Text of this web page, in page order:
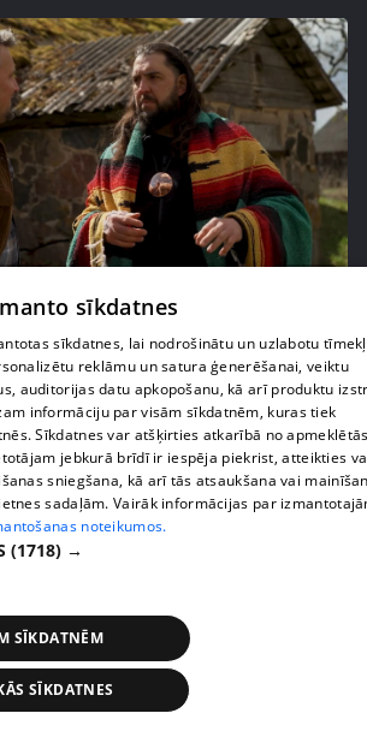
attiecību aizkulises
īpašu dāvanu savai draudzenei
sīkdatnes
sīkdatnes, lai nodrošinātu un uzlabotu
reklāmu un satura ģenerēšanai, veiktu
auditorijas datu apkopošanu, kā arī produktu
informāciju par visām sīkdatnēm, kuras tiek
Sīkdatnes var atšķirties atkarībā no
jebkurā brīdī ir iespēja piekrist, atteikties
sniegšana, kā arī tās atsaukšana vai
sadaļām. Vairāk informācijas par
noteikumos.
(1718) →
SĪKDATNĒM
SĪKDATNES